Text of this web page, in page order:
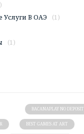
Услуги В ОАЭ
(1)
(1)
BACANAPLAY NO DEPOSIT
BEST GAMES AT ART